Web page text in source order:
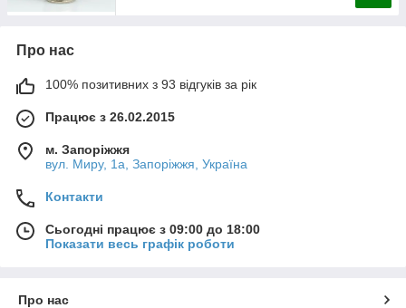
Про нас
100% позитивних з 93 відгуків за рік
Працює з 26.02.2015
м. Запоріжжя
вул. Миру, 1а, Запоріжжя, Україна
Контакти
Сьогодні працює з 09:00 до 18:00
Показати весь графік роботи
Про нас